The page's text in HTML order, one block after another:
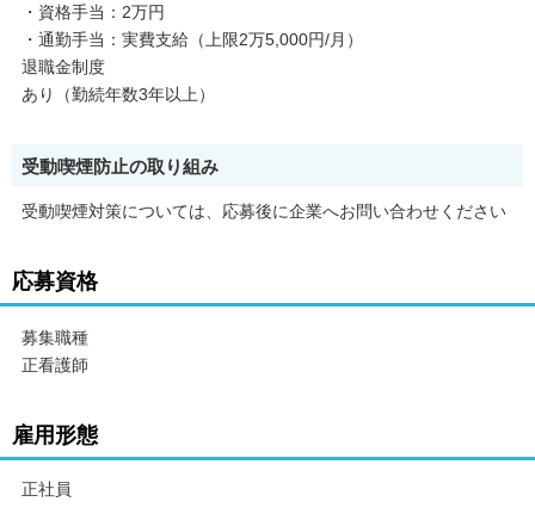
・資格手当：2万円
・通勤手当：実費支給（上限2万5,000円/月）
退職金制度
あり（勤続年数3年以上）
受動喫煙防止の取り組み
受動喫煙対策については、応募後に企業へお問い合わせください
応募資格
募集職種
正看護師
雇用形態
正社員